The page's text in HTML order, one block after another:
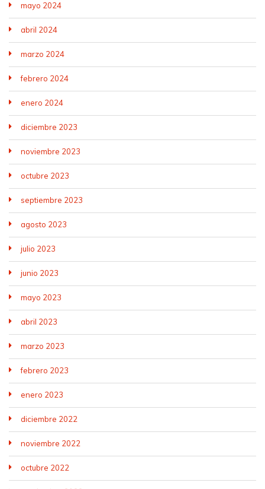
mayo 2024
abril 2024
marzo 2024
febrero 2024
enero 2024
diciembre 2023
noviembre 2023
octubre 2023
septiembre 2023
agosto 2023
julio 2023
junio 2023
mayo 2023
abril 2023
marzo 2023
febrero 2023
enero 2023
diciembre 2022
noviembre 2022
octubre 2022